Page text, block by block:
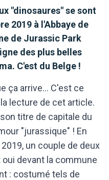
"dinosaures" se sont
2019 à l'Abbaye de
de Jurassic Park
des plus belles
C'est du Belge !
ça arrive... C'est ce
lecture de cet article.
titre de capitale du
"jurassique" ! En
un couple de deux
devant la commune
: costumé tels de